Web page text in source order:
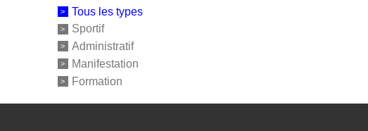
Tous les types
Sportif
Administratif
Manifestation
Formation